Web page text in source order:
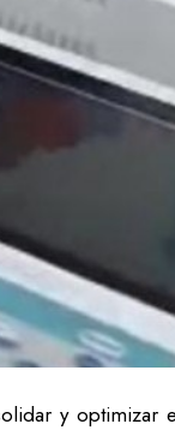
y optimizar